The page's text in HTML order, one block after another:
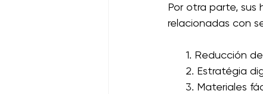
Por otra parte, sus
relacionadas con
1. Reducción de
2. Estratégia
3. Materiales